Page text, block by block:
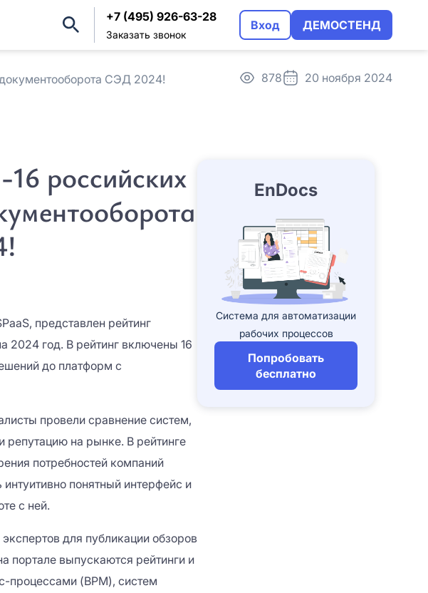
+7 (495) 926-63-28
Заказать звонок
Вход ДЕМОСТЕНД
СЭД 2024! 878 20 ноября 2024
российских
представлен рейтинг
2024 год. В рейтинг включены 16
до платформ с
провели сравнение систем,
репутацию на рынке. В рейтинге
потребностей компаний
понятный интерфейс и
с ней.
для публикации обзоров
портале выпускаются рейтинги и
процессами (BPM), систем
EnDocs
Система для автоматизации
рабочих процессов
Попробовать
бесплатно
вы
Регистрация
* *
условиями
сайта и сервиса. Нажимая кнопку
Вы даете своесогласие
данных
ЗАРЕГИСТРИРОВАТЬСЯ
в реальном использовании
* *
Вы даете своесогласие